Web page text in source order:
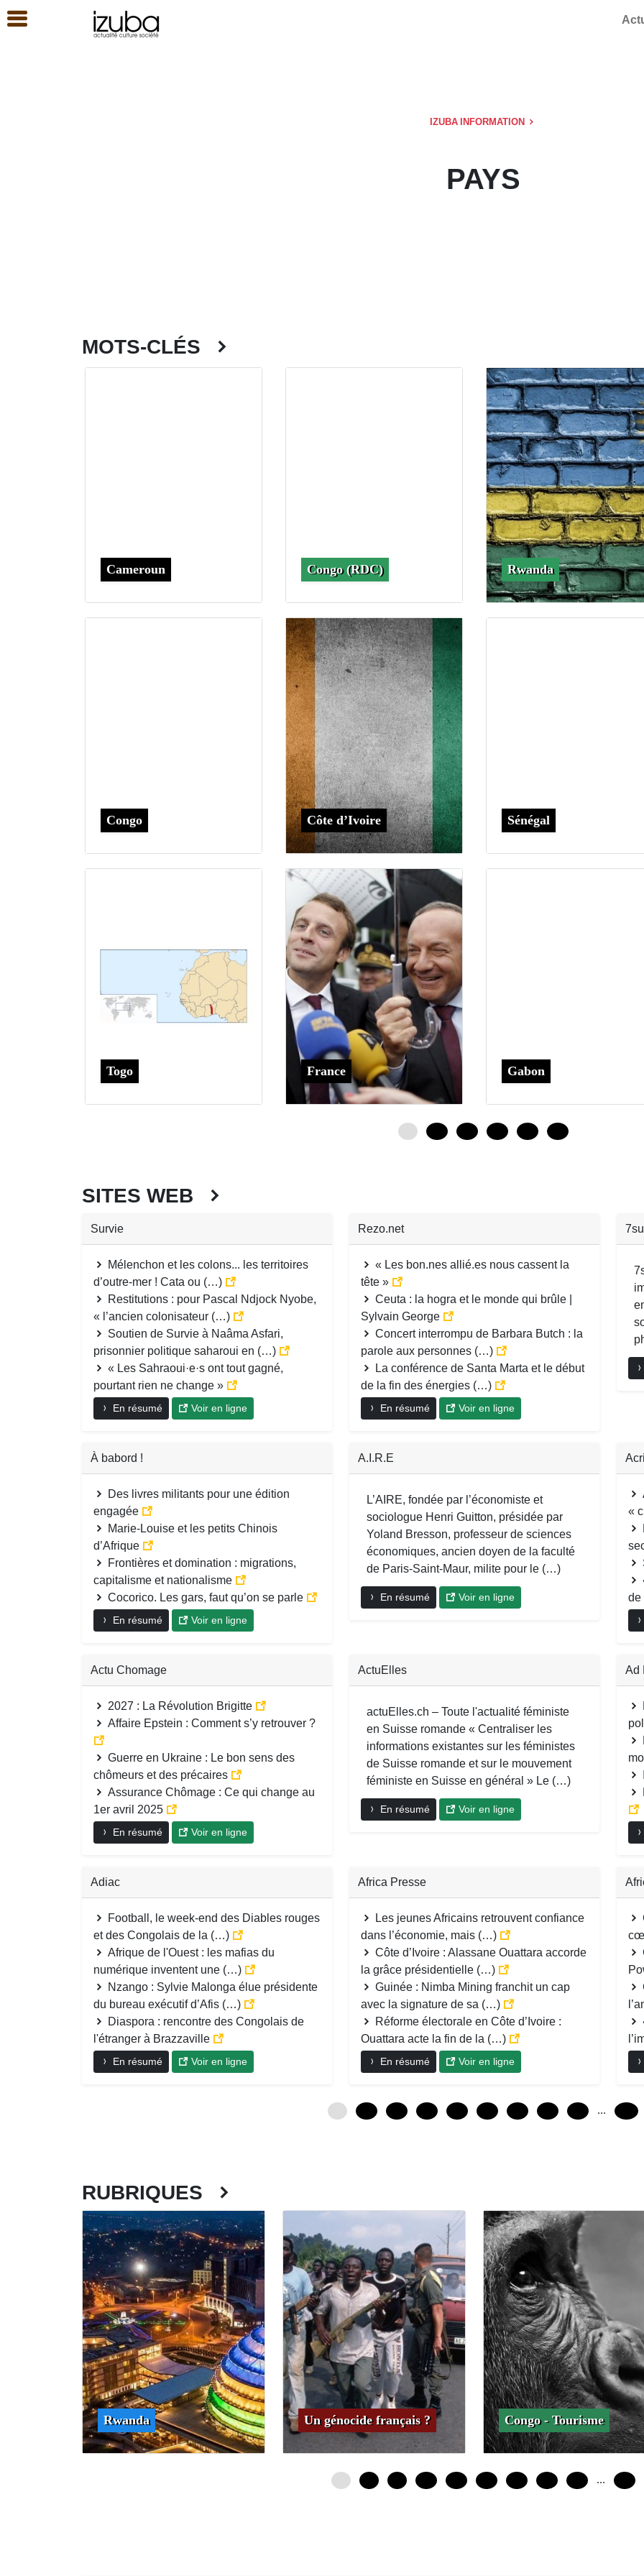
IZUBA INFORMATION
PAYS
MOTS-CLÉS
Cameroun Congo (RDC) Rwanda
Congo Côte d’Ivoire Sénégal
Togo France Gabon
SITES WEB
Survie
Mélenchon et les colons... les territoires
d’outre-mer ! Cata ou (…)
Restitutions : pour Pascal Ndjock Nyobe,
« l’ancien colonisateur (…)
Soutien de Survie à Naâma Asfari,
prisonnier politique saharoui en (…)
« Les Sahraoui·e·s ont tout gagné,
pourtant rien ne change »
En résumé Voir en ligne
Rezo.net
« Les bon.nes allié.es nous cassent la
tête »
Ceuta : la hogra et le monde qui brûle |
Sylvain George
Concert interrompu de Barbara Butch : la
parole aux personnes (…)
La conférence de Santa Marta et le début
de la fin des énergies (…)
En résumé Voir en ligne
À babord !
Des livres militants pour une édition
engagée
Marie-Louise et les petits Chinois
d’Afrique
Frontières et domination : migrations,
capitalisme et nationalisme
Cocorico. Les gars, faut qu’on se parle
En résumé Voir en ligne
A.I.R.E
L’AIRE, fondée par l’économiste et
sociologue Henri Guitton, présidée par
Yoland Bresson, professeur de sciences
économiques, ancien doyen de la faculté
de Paris-Saint-Maur, milite pour le (…)
En résumé Voir en ligne
«
de
Actu Chomage
2027 : La Révolution Brigitte
Affaire Epstein : Comment s’y retrouver ?
Guerre en Ukraine : Le bon sens des
chômeurs et des précaires
Assurance Chômage : Ce qui change au
1er avril 2025
En résumé Voir en ligne
ActuElles
actuElles.ch – Toute l'actualité féministe
en Suisse romande « Centraliser les
informations existantes sur les féministes
de Suisse romande et sur le mouvement
féministe en Suisse en général » Le (…)
En résumé Voir en ligne
Ad
Adiac
Football, le week-end des Diables rouges
et des Congolais de la (…)
Afrique de l'Ouest : les mafias du
numérique inventent une (…)
Nzango : Sylvie Malonga élue présidente
du bureau exécutif d’Afis (…)
Diaspora : rencontre des Congolais de
l'étranger à Brazzaville
En résumé Voir en ligne
Africa Presse
Les jeunes Africains retrouvent confiance
dans l’économie, mais (…)
Côte d’Ivoire : Alassane Ouattara accorde
la grâce présidentielle (…)
Guinée : Nimba Mining franchit un cap
avec la signature de sa (…)
Réforme électorale en Côte d’Ivoire :
Ouattara acte la fin de la (…)
En résumé Voir en ligne
...
RUBRIQUES
Rwanda Un génocide français ? Congo - Tourisme
...